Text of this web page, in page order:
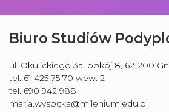
Biuro Studiów
ul. Okulickiego 3a, pokój 8, 62-200
tel. 61 425 75 70 wew. 2
tel. 690 942 988
maria.wysocka@milenium.edu.pl